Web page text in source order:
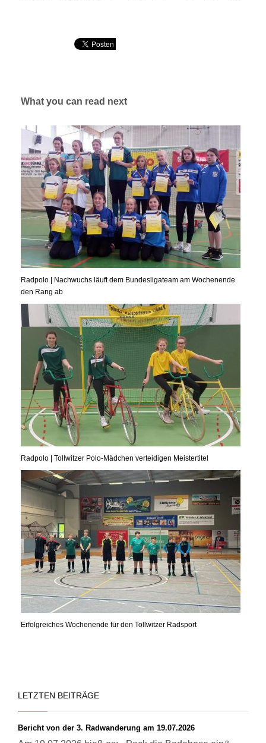
What you can read next
Radpolo | Nachwuchs läuft dem Bundesligateam am Wochenende
den Rang ab
Radpolo | Tollwitzer Polo-Mädchen verteidigen Meistertitel
Erfolgreiches Wochenende für den Tollwitzer Radsport
LETZTEN BEITRÄGE
Bericht von der 3. Radwanderung am 19.07.2026